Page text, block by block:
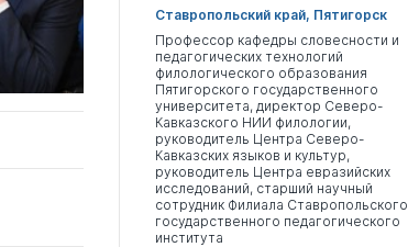
Ставропольский край, Пятигорск
Профессор кафедры словесности и
педагогических технологий
филологического образования
Пятигорского государственного
университета, директор Северо-
Кавказского НИИ филологии,
руководитель Центра Северо-
Кавказских языков и культур,
руководитель Центра евразийских
исследований, старший научный
сотрудник Филиала Ставропольского
государственного педагогического
института